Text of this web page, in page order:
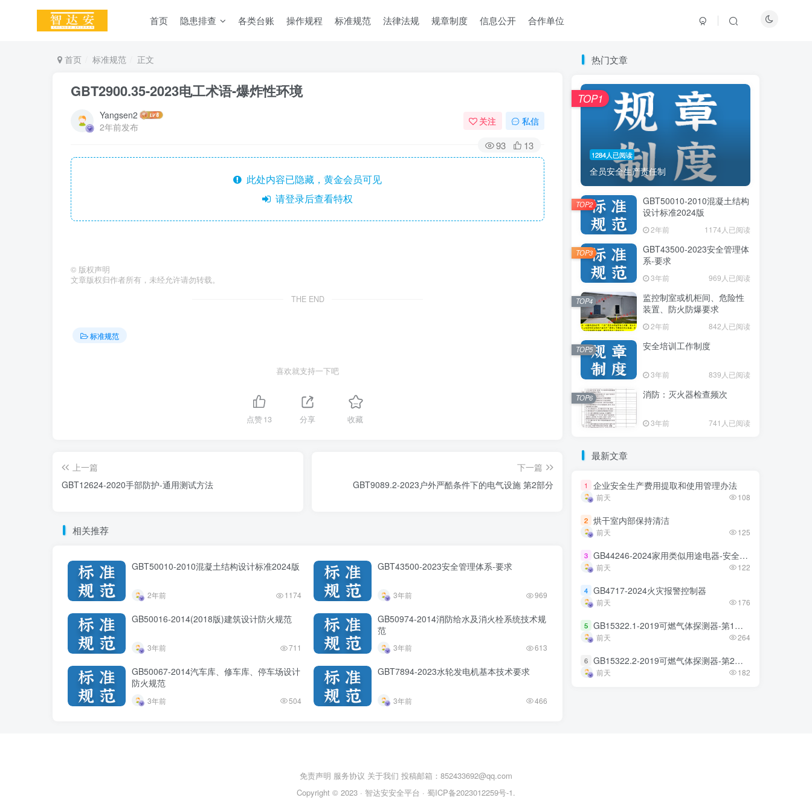
首页 隐患排查 各类台账 操作规程 标准规范 法律法规 规章制度 信息公开 合作单位
首页 标准规范 正文
GBT2900.35-2023电工术语-爆炸性环境
Yangsen2
2年前发布
关注 私信
93 13
此处内容已隐藏，黄金会员可见
请登录后查看特权
© 版权声明
文章版权归作者所有，未经允许请勿转载。
THE END
标准规范
喜欢就支持一下吧
点赞13 分享 收藏
上一篇
GBT12624-2020手部防护-通用测试方法
下一篇
GBT9089.2-2023户外严酷条件下的电气设施 第2部分
相关推荐
GBT50010-2010混凝土结构设计标准2024版
2年前 1174
GBT43500-2023安全管理体系-要求
3年前 969
GB50016-2014(2018版)建筑设计防火规范
3年前 711
GB50974-2014消防给水及消火栓系统技术规
范
3年前 613
GB50067-2014汽车库、修车库、停车场设计
防火规范
3年前 504
GBT7894-2023水轮发电机基本技术要求
3年前 466
热门文章
1284人已阅读
全员安全生产责任制
TOP1
GBT50010-2010混凝土结构
设计标准2024版
2年前 1174人已阅读
TOP2
GBT43500-2023安全管理体
系-要求
3年前 969人已阅读
TOP3
监控制室或机柜间、危险性
装置、防火防爆要求
2年前 842人已阅读
TOP4
安全培训工作制度
3年前 839人已阅读
TOP5
消防：灭火器检查频次
3年前 741人已阅读
TOP6
最新文章
1 企业安全生产费用提取和使用管理办法
前天 108
2 烘干室内部保持清洁
前天 125
3 GB44246-2024家用类似用途电器-安全技术规范
前天 122
4 GB4717-2024火灾报警控制器
前天 176
5 GB15322.1-2019可燃气体探测器-第1部分
前天 264
6 GB15322.2-2019可燃气体探测器-第2部分
前天 182
热门文章
1284人已阅读
全员安全生产责任制
TOP1
GBT50010-2010混凝土结构
设计标准2024版
2年前 1174人已阅读
TOP2
GBT43500-2023安全管理体
系-要求
3年前 969人已阅读
TOP3
监控制室或机柜间、危险性
装置、防火防爆要求
2年前 842人已阅读
TOP4
安全培训工作制度
3年前 839人已阅读
TOP5
消防：灭火器检查频次
3年前 741人已阅读
TOP6
最新文章
1 企业安全生产费用提取和使用管理办法
前天 108
2 烘干室内部保持清洁
前天 125
3 GB44246-2024家用类似用途电器-安全技术规范
前天 122
4 GB4717-2024火灾报警控制器
前天 176
5 GB15322.1-2019可燃气体探测器-第1部分
前天 264
6 GB15322.2-2019可燃气体探测器-第2部分
前天 182
免责声明 服务协议 关于我们 投稿邮箱：852433692@qq.com
Copyright © 2023 · 智达安安全平台 · 蜀ICP备2023012259号-1.